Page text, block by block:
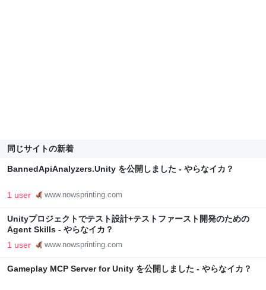
同じサイトの新着
BannedApiAnalyzers.Unity を公開しました - やらなイカ？
1 user www.nowsprinting.com
Unityプロジェクトでテスト設計+テストファースト開発のための
Agent Skills - やらなイカ？
1 user www.nowsprinting.com
Gameplay MCP Server for Unity を公開しました - やらなイカ？